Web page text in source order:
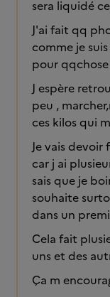
sera liquidé
J'ai fait qq
comme je
pour
J espère
peu ,
ces kilos qui
Je vais
car j ai
sais que je
souhaite
dans un
Cela fait
uns et des
Ça m